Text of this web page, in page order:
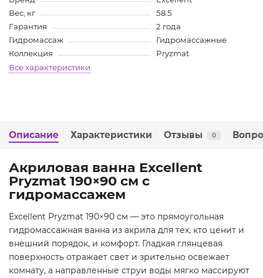
Вес, кг
58.5
Гарантия
2 года
Гидромассаж
Гидромассажные
Коллекция
Pryzmat
Все характеристики
Описание Характеристики Отзывы 0
Акриловая ванна Excellent
Pryzmat 190×90 см с
гидромассажем
Excellent Pryzmat 190×90 см — это прямоугольная
гидромассажная ванна из акрила для тех, кто ценит и
внешний порядок, и комфорт. Гладкая глянцевая
поверхность отражает свет и зрительно освежает
комнату, а направленные струи воды мягко массируют